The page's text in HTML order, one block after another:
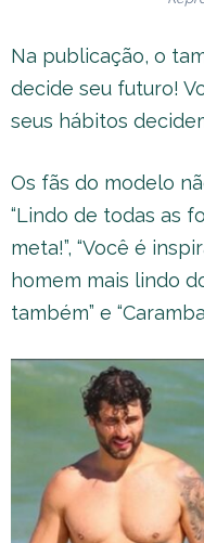
Na publicação, o
decide seu futuro!
seus hábitos
Os fãs do modelo
“Lindo de todas as
meta!”, “Você é
homem mais lindo
também” e